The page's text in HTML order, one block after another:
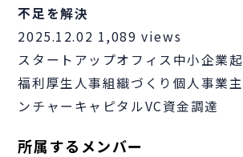
不足を解決
2025.12.02 1,089 views
スタートアップオフィス 中小企業
福利厚生人事組織づくり 個人事業主
ンチャーキャピタルVC資金調達
所属するメンバー